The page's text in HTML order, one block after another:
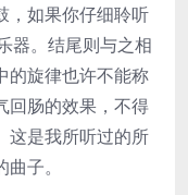
，如果你仔细聆听
器。结尾则与之相
的旋律也许不能称
回肠的效果，不得
这是我所听过的所
子。